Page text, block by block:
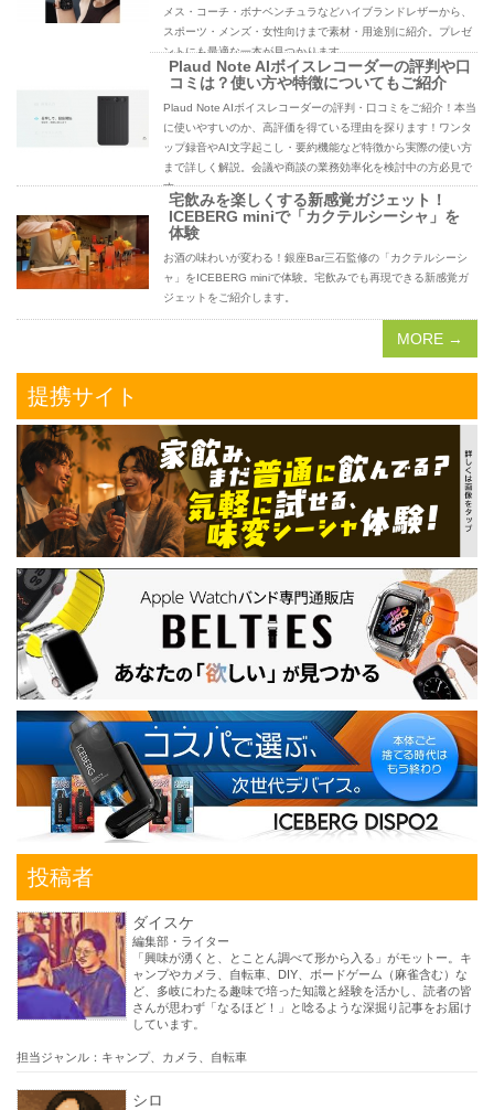
メス・コーチ・ボナベンチュラなどハイブランドレザーから、
スポーツ・メンズ・女性向けまで素材・用途別に紹介。プレゼ
ントにも最適な一本が見つかります。
Plaud Note AIボイスレコーダーの評判や口
コミは？使い方や特徴についてもご紹介
Plaud Note AIボイスレコーダーの評判・口コミをご紹介！本当
に使いやすいのか、高評価を得ている理由を探ります！ワンタ
ップ録音やAI文字起こし・要約機能など特徴から実際の使い方
まで詳しく解説。会議や商談の業務効率化を検討中の方必見で
す。
宅飲みを楽しくする新感覚ガジェット！
ICEBERG miniで「カクテルシーシャ」を
体験
お酒の味わいが変わる！銀座Bar三石監修の「カクテルシーシ
ャ」をICEBERG miniで体験。宅飲みでも再現できる新感覚ガ
ジェットをご紹介します。
MORE →
提携サイト
投稿者
ダイスケ
編集部・ライター
「興味が湧くと、とことん調べて形から入る」がモットー。キ
ャンプやカメラ、自転車、DIY、ボードゲーム（麻雀含む）な
ど、多岐にわたる趣味で培った知識と経験を活かし、読者の皆
さんが思わず「なるほど！」と唸るような深掘り記事をお届け
しています。
担当ジャンル：キャンプ、カメラ、自転車
シロ